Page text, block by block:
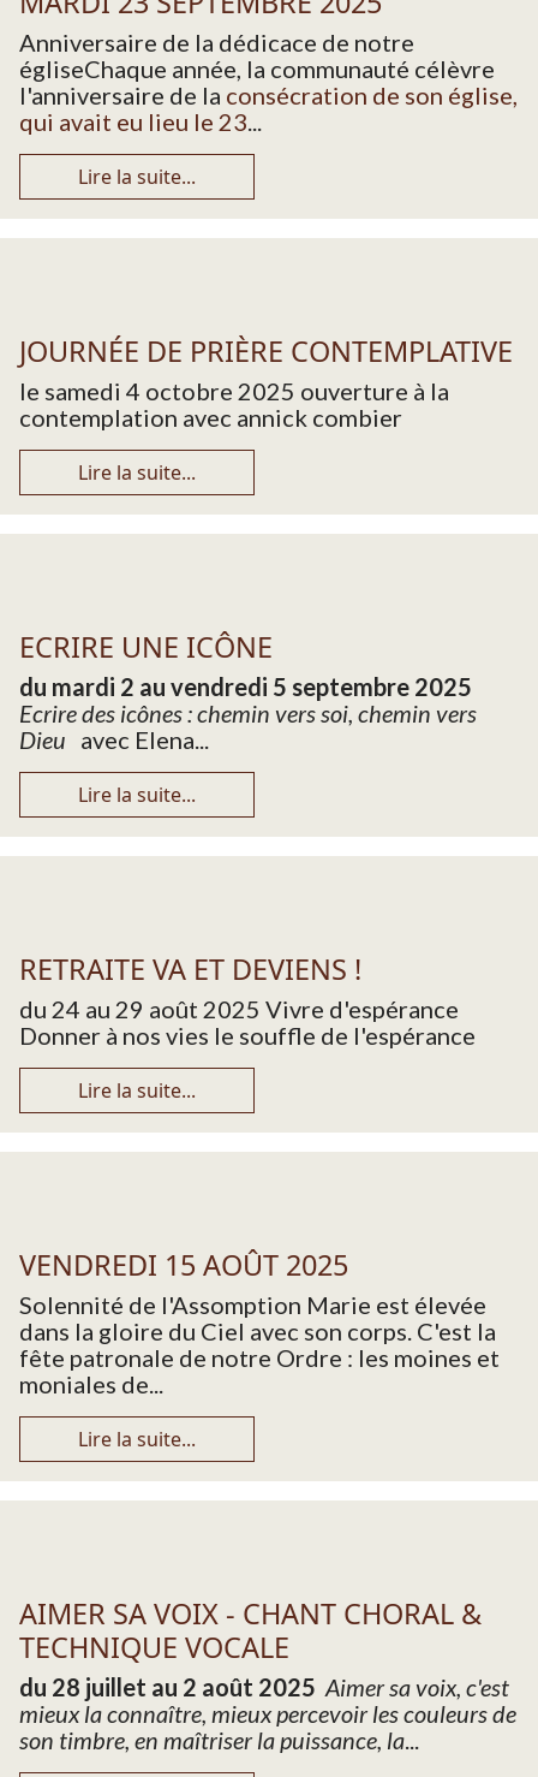
Anniversaire de la dédicace de notre
égliseChaque année, la communauté célèvre
l'anniversaire de la consécration de son église,
qui avait eu lieu le 23...
Lire la suite...
JOURNÉE DE PRIÈRE CONTEMPLATIVE
le samedi 4 octobre 2025 ouverture à la
contemplation avec annick combier
Lire la suite...
ECRIRE UNE ICÔNE
du mardi 2 au vendredi 5 septembre 2025
Ecrire des icônes : chemin vers soi, chemin vers
Dieu avec Elena...
Lire la suite...
RETRAITE VA ET DEVIENS !
du 24 au 29 août 2025 Vivre d'espérance
Donner à nos vies le souffle de l'espérance
Lire la suite...
VENDREDI 15 AOÛT 2025
Solennité de l'Assomption Marie est élevée
dans la gloire du Ciel avec son corps. C'est la
fête patronale de notre Ordre : les moines et
moniales de...
Lire la suite...
AIMER SA VOIX - CHANT CHORAL &
TECHNIQUE VOCALE
du 28 juillet au 2 août 2025 Aimer sa voix, c'est
mieux la connaître, mieux percevoir les couleurs de
son timbre, en maîtriser la puissance, la...